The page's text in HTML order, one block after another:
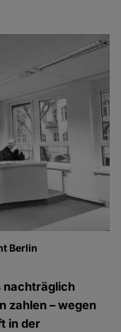
Berlin
nachträglich
zahlen – wegen
in der